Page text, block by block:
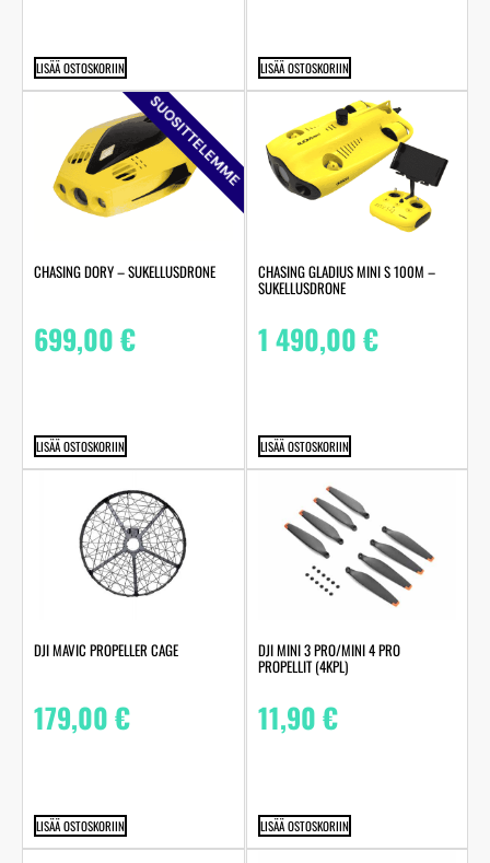
LISÄÄ OSTOSKORIIN LISÄÄ OSTOSKORIIN
SUOSITTELEMME
CHASING DORY – SUKELLUSDRONE
699,00€
LISÄÄ OSTOSKORIIN
CHASING GLADIUS MINI S 100M –
SUKELLUSDRONE
1 490,00€
LISÄÄ OSTOSKORIIN
DJI MAVIC PROPELLER CAGE
179,00€
LISÄÄ OSTOSKORIIN
DJI MINI 3 PRO/MINI 4 PRO
PROPELLIT (4KPL)
11,90€
LISÄÄ OSTOSKORIIN